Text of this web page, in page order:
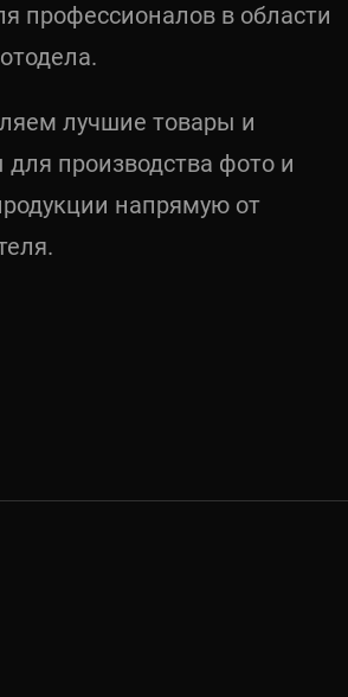
профессионалов в области
лучшие товары и
производства фото и
напрямую от